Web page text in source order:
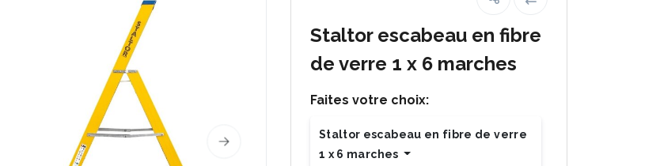
Staltor escabeau en fibre
de verre 1 x 6 marches
Faites votre choix:
Staltor escabeau en fibre de verre
1 x 6 marches